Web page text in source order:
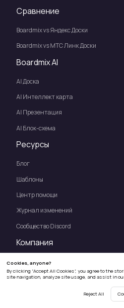
Сравнение
Boardmix vs Яндекс Доски
Boardmix vs МТС Линк Доски
Boardmix AI
Al Доска
AI Интеллект карта
Al Презентация
Al Блок-схема
Ресурсы
Блог
Шаблоны
Центр помощи
Журнал изменений
Сообщество Discord
Компания
О нас
Цены